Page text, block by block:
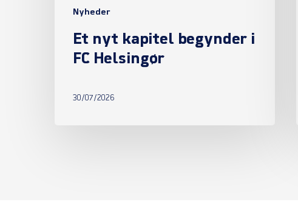
Nyheder
Et nyt kapitel begynder i
FC Helsingør
30/07/2026